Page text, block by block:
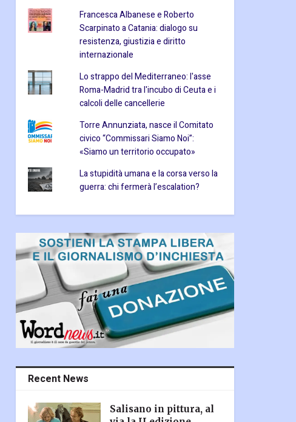
Francesca Albanese e Roberto
Scarpinato a Catania: dialogo su
resistenza, giustizia e diritto
internazionale
Lo strappo del Mediterraneo: l'asse
Roma-Madrid tra l'incubo di Ceuta e i
calcoli delle cancellerie
Torre Annunziata, nasce il Comitato
civico “Commissari Siamo Noi”:
«Siamo un territorio occupato»
La stupidità umana e la corsa verso la
guerra: chi fermerà l’escalation?
Recent News
Salisano in pittura, al